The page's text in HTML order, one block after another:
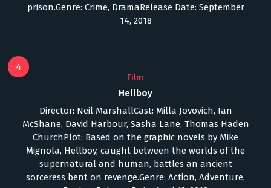
prison.Genre: Crime, DramaRelease Date: September
14, 2018
4
Film
Hellboy
Director: Neil MarshallCast: Milla Jovovich, Ian
McShane, David Harbour, Sasha Lane, Thomas Haden
ChurchPlot: Based on the graphic novels by Mike
Mignola, Hellboy, caught between the worlds of the
supernatural and human, battles an ancient
sorceress bent on revenge.Genre: Action, Adventure,